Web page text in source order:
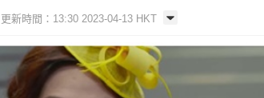
更新時間：13:30 2023-04-13 HKT